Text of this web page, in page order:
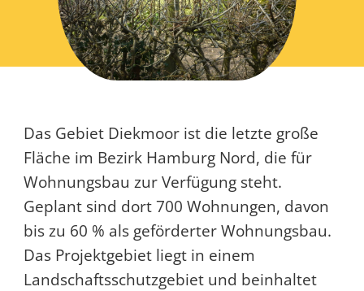
Das Gebiet Diekmoor ist die letzte große
Fläche im Bezirk Hamburg Nord, die für
Wohnungsbau zur Verfügung steht.
Geplant sind dort 700 Wohnungen, davon
bis zu 60 % als geförderter Wohnungsbau.
Das Projektgebiet liegt in einem
Landschaftsschutzgebiet und beinhaltet